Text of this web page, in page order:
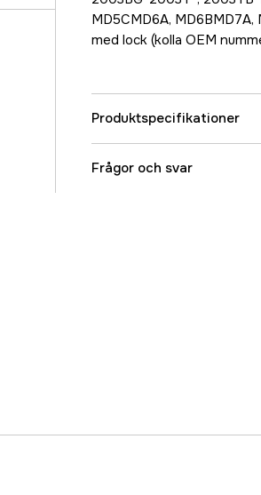
MD5CMD6A, MD6BMD7A,
med lock (kolla OEM
Produktspecifikationer
Referensnummer
Frågor och svar